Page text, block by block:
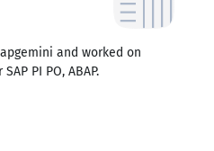
and worked on
PI PO, ABAP.